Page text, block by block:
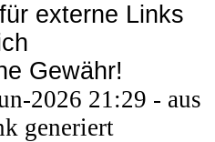
externe Links
Gewähr!
2026 21:29 - aus
generiert